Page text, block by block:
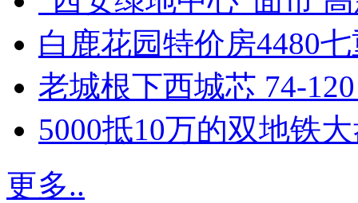
白鹿花园特价房4480
老城根下西城芯 74-
5000抵10万的双地铁
更多..